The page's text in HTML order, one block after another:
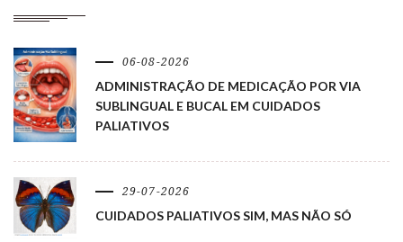
06-08-2026
ADMINISTRAÇÃO DE MEDICAÇÃO POR VIA
SUBLINGUAL E BUCAL EM CUIDADOS
PALIATIVOS
29-07-2026
CUIDADOS PALIATIVOS SIM, MAS NÃO SÓ